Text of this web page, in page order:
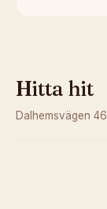
Hitta hit
Dalhemsvägen 46